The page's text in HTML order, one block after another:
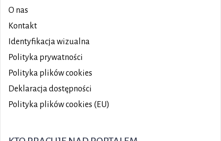
O nas
Kontakt
Identyfikacja wizualna
Polityka prywatności
Polityka plikówcookies
Deklaracja dostępności
Polityka plików cookies (EU)